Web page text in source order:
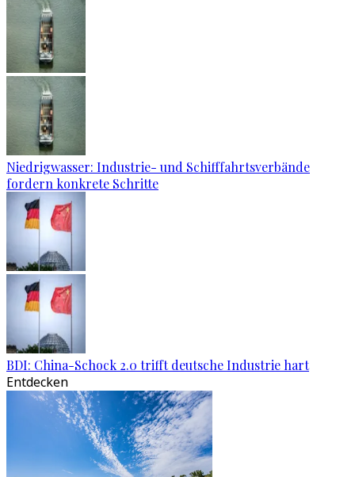
Niedrigwasser: Industrie- und Schifffahrtsverbände
fordern konkrete Schritte
BDI: China-Schock 2.0 trifft deutsche Industrie hart
Entdecken